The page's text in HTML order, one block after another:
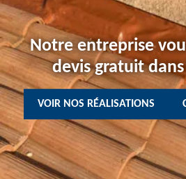
Notre entreprise
devis gratuit
VOIR NOS RÉALISATIONS